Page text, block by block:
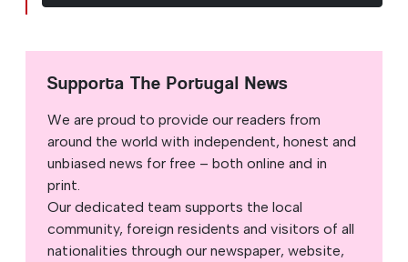
Supporta The Portugal News
We are proud to provide our readers from
around the world with independent, honest and
unbiased news for free – both online and in
print.
Our dedicated team supports the local
community, foreign residents and visitors of all
nationalities through our newspaper, website,